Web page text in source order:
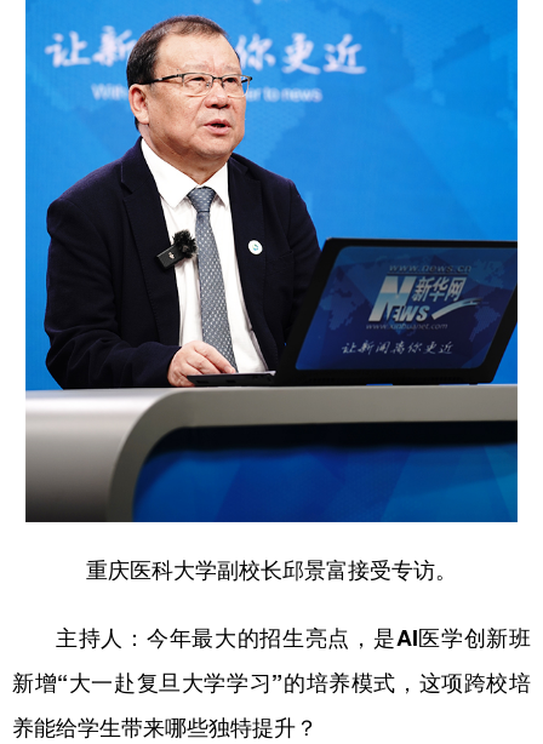
重庆医科大学副校长邱景富接受专访。
主持人：今年最大的招生亮点，是AI医学创新班
新增“大一赴复旦大学学习”的培养模式，这项跨校培
养能给学生带来哪些独特提升？